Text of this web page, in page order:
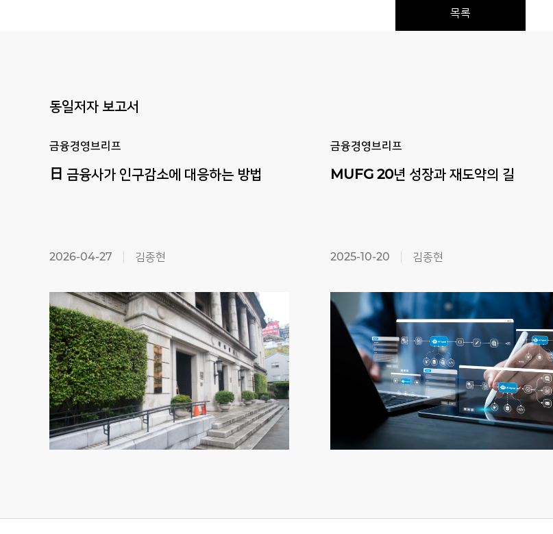
목록
동일저자 보고서
금융경영브리프
日 금융사가 인구감소에 대응하는 방법
2026-04-27 김종현
금융경영브리프
MUFG 20년 성장과 재도약의 길
2025-10-20 김종현